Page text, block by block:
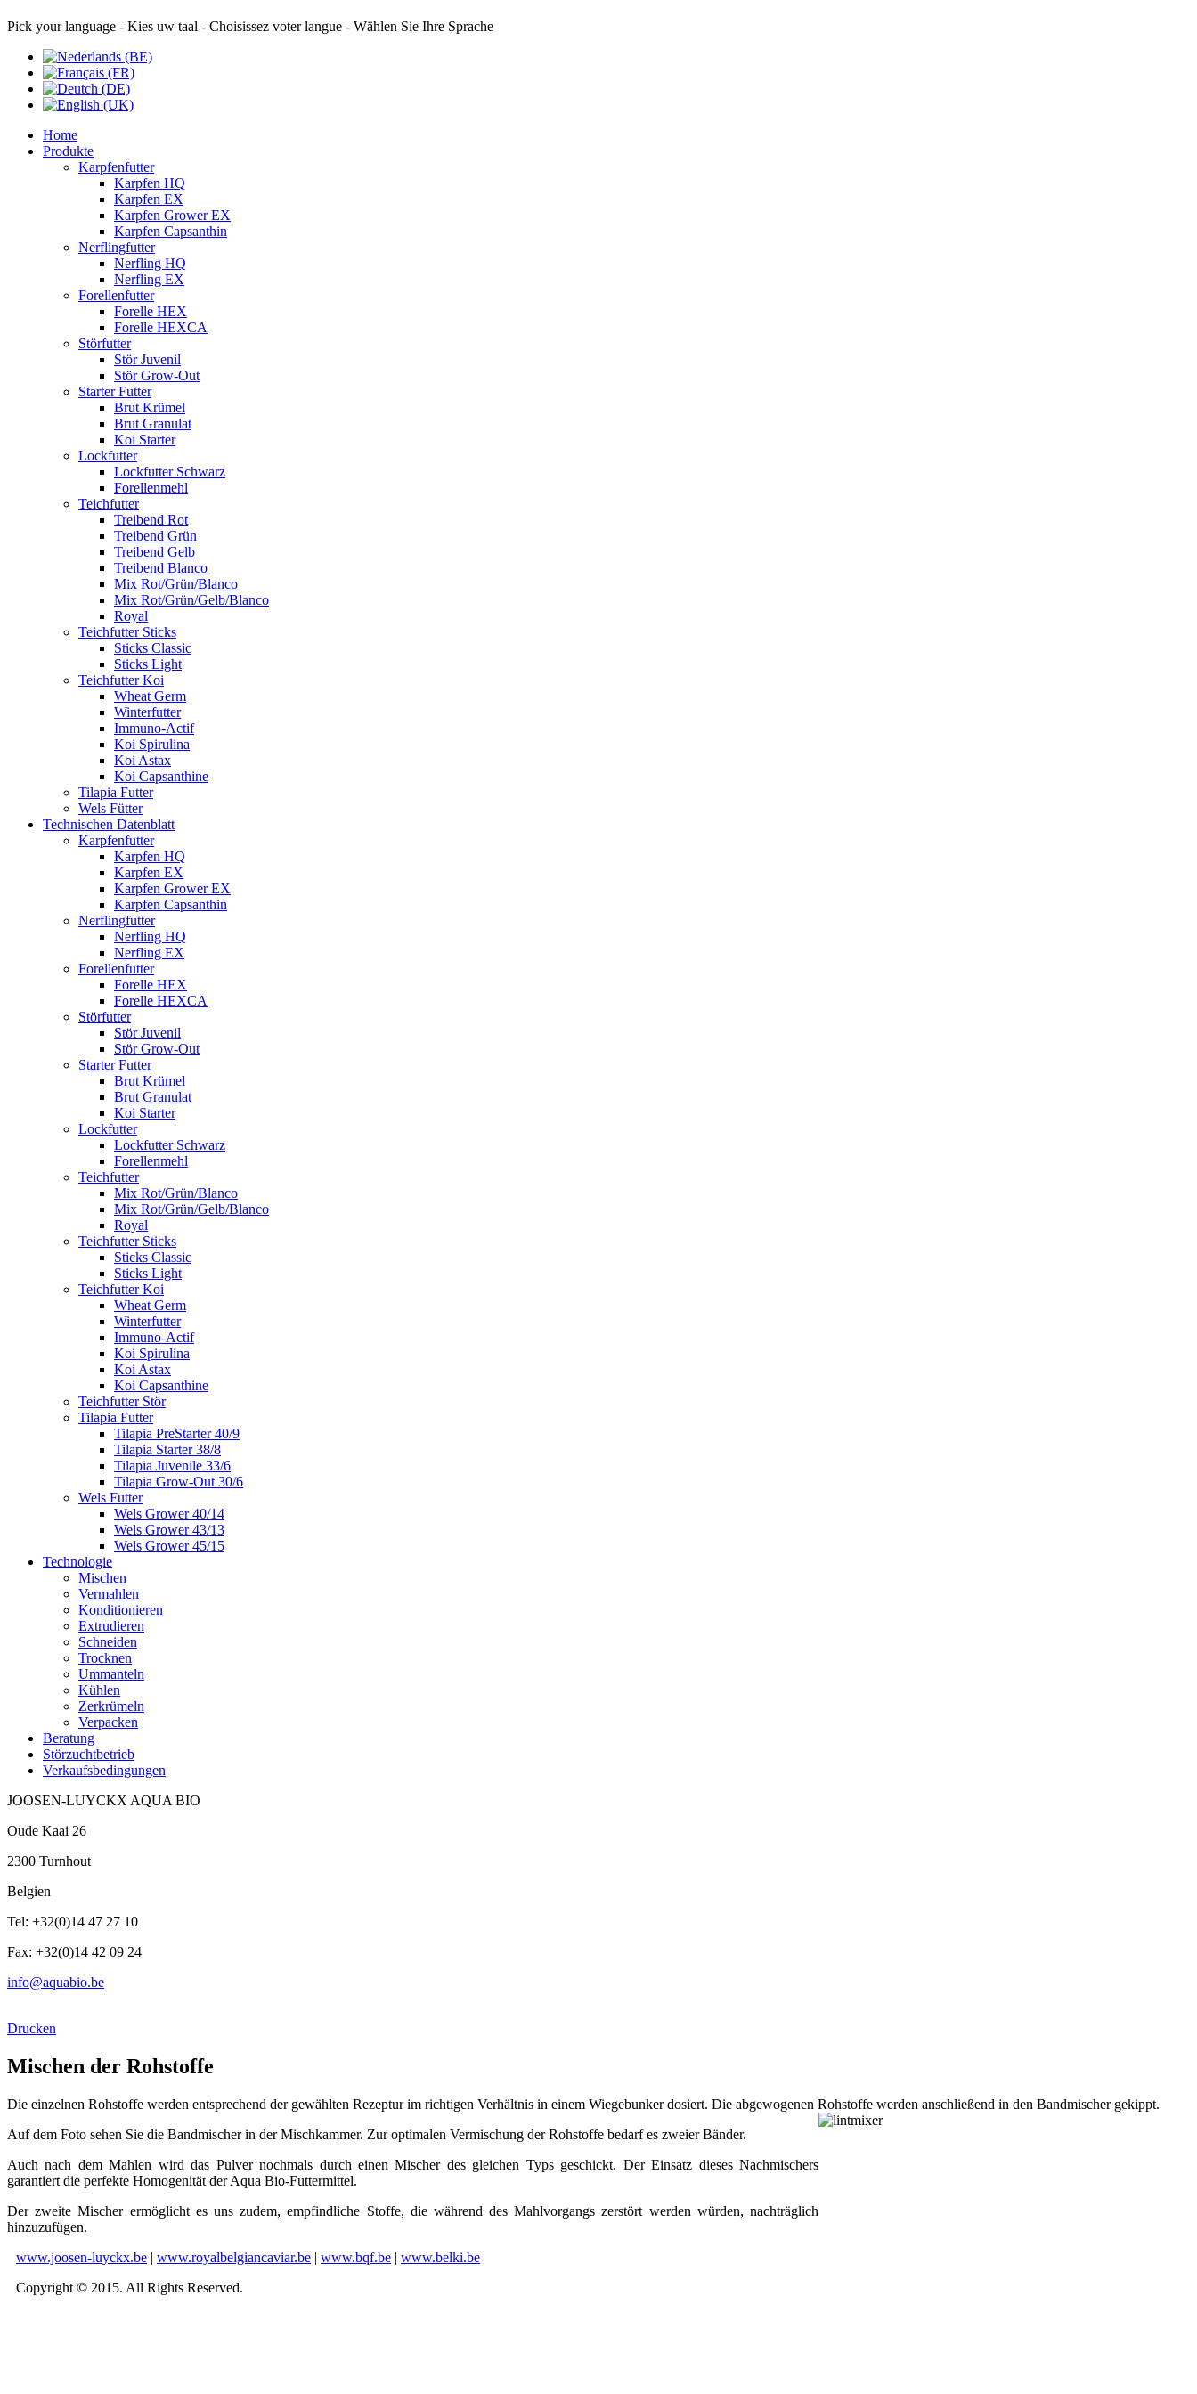
Pick your language - Kies uw taal - Choisissez voter langue - Wählen Sie Ihre Sprache
Home
Produkte
Karpfenfutter
Karpfen HQ
Karpfen EX
Karpfen Grower EX
Karpfen Capsanthin
Nerflingfutter
Nerfling HQ
Nerfling EX
Forellenfutter
Forelle HEX
Forelle HEXCA
Störfutter
Stör Juvenil
Stör Grow-Out
Starter Futter
Brut Krümel
Brut Granulat
Koi Starter
Lockfutter
Lockfutter Schwarz
Forellenmehl
Teichfutter
Treibend Rot
Treibend Grün
Treibend Gelb
Treibend Blanco
Mix Rot/Grün/Blanco
Mix Rot/Grün/Gelb/Blanco
Royal
Teichfutter Sticks
Sticks Classic
Sticks Light
Teichfutter Koi
Wheat Germ
Winterfutter
Immuno-Actif
Koi Spirulina
Koi Astax
Koi Capsanthine
Tilapia Futter
Wels Fütter
Technischen Datenblatt
Karpfenfutter
Karpfen HQ
Karpfen EX
Karpfen Grower EX
Karpfen Capsanthin
Nerflingfutter
Nerfling HQ
Nerfling EX
Forellenfutter
Forelle HEX
Forelle HEXCA
Störfutter
Stör Juvenil
Stör Grow-Out
Starter Futter
Brut Krümel
Brut Granulat
Koi Starter
Lockfutter
Lockfutter Schwarz
Forellenmehl
Teichfutter
Mix Rot/Grün/Blanco
Mix Rot/Grün/Gelb/Blanco
Royal
Teichfutter Sticks
Sticks Classic
Sticks Light
Teichfutter Koi
Wheat Germ
Winterfutter
Immuno-Actif
Koi Spirulina
Koi Astax
Koi Capsanthine
Teichfutter Stör
Tilapia Futter
Tilapia PreStarter 40/9
Tilapia Starter 38/8
Tilapia Juvenile 33/6
Tilapia Grow-Out 30/6
Wels Futter
Wels Grower 40/14
Wels Grower 43/13
Wels Grower 45/15
Technologie
Mischen
Vermahlen
Konditionieren
Extrudieren
Schneiden
Trocknen
Ummanteln
Kühlen
Zerkrümeln
Verpacken
Beratung
Störzuchtbetrieb
Verkaufsbedingungen
JOOSEN-LUYCKX AQUA BIO
Oude Kaai 26
2300 Turnhout
Belgien
Tel: +32(0)14 47 27 10
Fax: +32(0)14 42 09 24
info@aquabio.be
Drucken
Mischen der Rohstoffe
Die einzelnen Rohstoffe werden entsprechend der gewählten Rezeptur im richtigen Verhältnis in einem Wiegebunker dosiert. Die abgewogenen Rohstoffe werden anschließend in den Bandmischer gekippt.
Auf dem Foto sehen Sie die Bandmischer in der Mischkammer. Zur optimalen Vermischung der Rohstoffe bedarf es zweier Bänder.
Auch nach dem Mahlen wird das Pulver nochmals durch einen Mischer des gleichen Typs geschickt. Der Einsatz dieses Nachmischers
garantiert die perfekte Homogenität der Aqua Bio-Futtermittel.
Der zweite Mischer ermöglicht es uns zudem, empfindliche Stoffe, die während des Mahlvorgangs zerstört werden würden, nachträglich
hinzuzufügen.
www.joosen-luyckx.be | www.royalbelgiancaviar.be | www.bqf.be | www.belki.be
Copyright © 2015. All Rights Reserved.